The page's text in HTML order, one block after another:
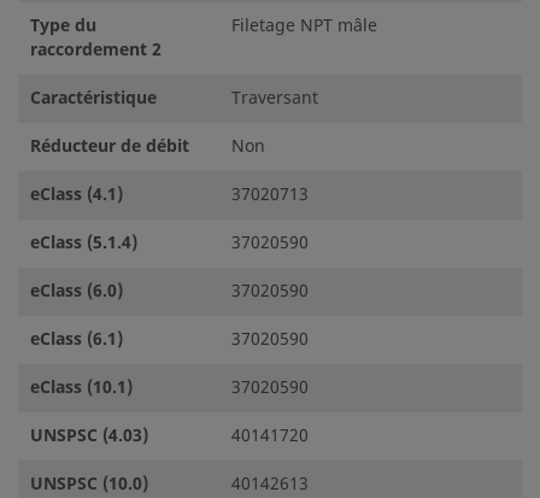
Type du
raccordement 2
Filetage NPT mâle
Caractéristique
Traversant
Réducteur de débit
Non
eClass (4.1)
37020713
eClass (5.1.4)
37020590
eClass (6.0)
37020590
eClass (6.1)
37020590
eClass (10.1)
37020590
UNSPSC (4.03)
40141720
UNSPSC (10.0)
40142613